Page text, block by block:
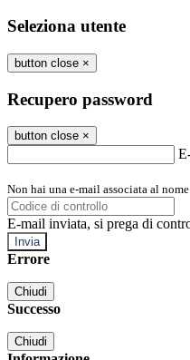
Seleziona utente
button close ×
Recupero password
button close ×
Non hai una e-mail associata al
E-mail inviata, si prega di
Errore
Chiudi
Successo
Chiudi